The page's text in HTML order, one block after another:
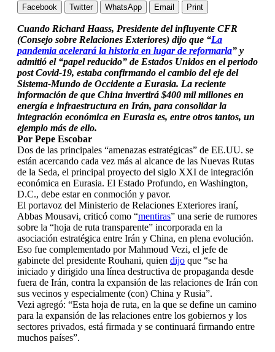
Facebook Twitter WhatsApp Email Print
Cuando Richard Haass, Presidente del influyente CFR
(Consejo sobre Relaciones Exteriores) dijo que “La
pandemia acelerará la historia en lugar de reformarla” y
admitió el “papel reducido” de Estados Unidos en el periodo
post Covid-19, estaba confirmando el cambio del eje del
Sistema-Mundo de Occidente a Eurasia. La reciente
información de que China invertirá $400 mil millones en
energía e infraestructura en Irán, para consolidar la
integración económica en Eurasia es, entre otros tantos, un
ejemplo más de ello.
Por Pepe Escobar
Dos de las principales “amenazas estratégicas” de EE.UU. se
están acercando cada vez más al alcance de las Nuevas Rutas
de la Seda, el principal proyecto del siglo XXI de integración
económica en Eurasia. El Estado Profundo, en Washington,
D.C., debe estar en conmoción y pavor.
El portavoz del Ministerio de Relaciones Exteriores iraní,
Abbas Mousavi, criticó como “mentiras” una serie de rumores
sobre la “hoja de ruta transparente” incorporada en la
asociación estratégica entre Irán y China, en plena evolución.
Eso fue complementado por Mahmoud Vezi, el jefe de
gabinete del presidente Rouhani, quien dijo que “se ha
iniciado y dirigido una línea destructiva de propaganda desde
fuera de Irán, contra la expansión de las relaciones de Irán con
sus vecinos y especialmente (con) China y Rusia”.
Vezi agregó: “Esta hoja de ruta, en la que se define un camino
para la expansión de las relaciones entre los gobiernos y los
sectores privados, está firmada y se continuará firmando entre
muchos países”.